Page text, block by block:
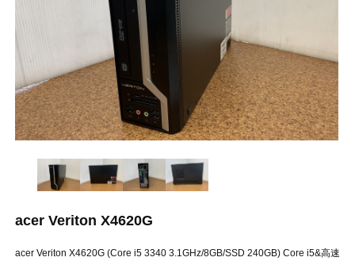
acer Veriton X4620G
acer Veriton X4620G (Core i5 3340 3.1GHz/8GB/SSD 240GB) Core i5&高速